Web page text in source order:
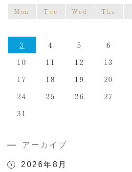
Mon
Tue Wed Thu
3
4 5 6
10
11 12 13
17
18 19 20
24
25 26 27
31
アーカイブ
2026年8月